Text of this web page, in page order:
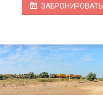
ЗАБРОНИРОВАТЬ